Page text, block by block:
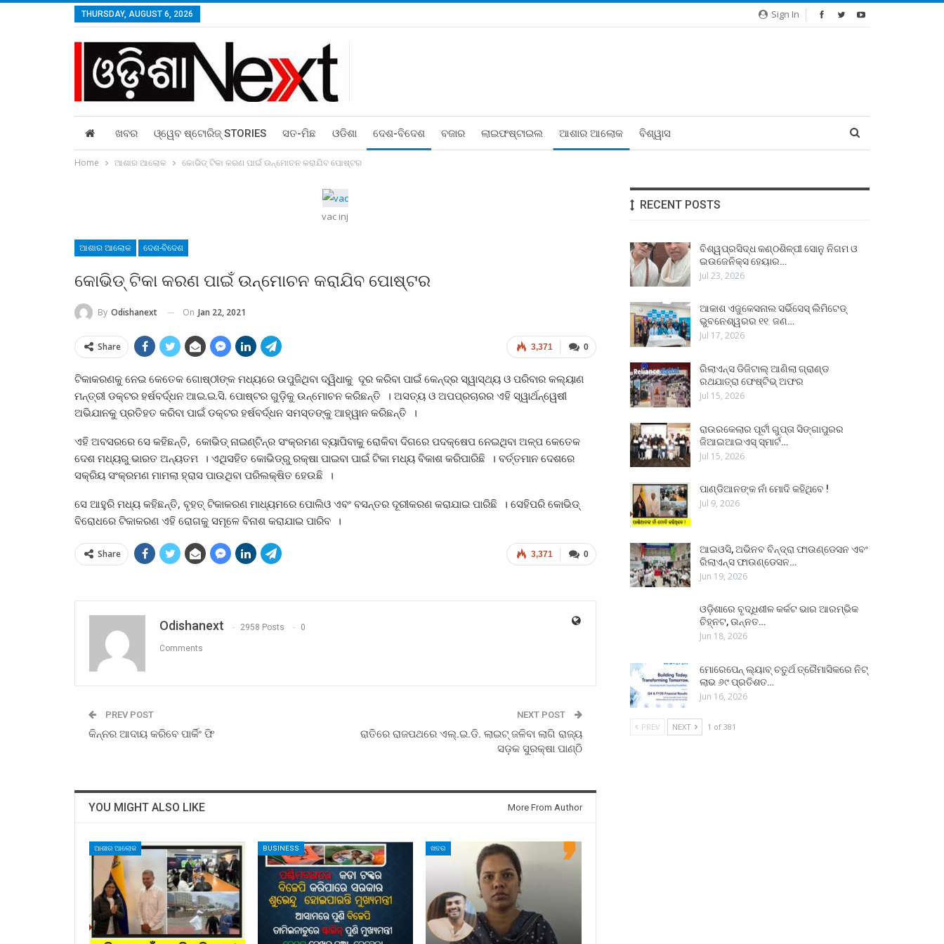
Sign In
THURSDAY, AUGUST 6, 2026
ଖବର ଓ୍ୱେବ ଷ୍ଟୋରିଜ୍‌ STORIES ସତ-ମିଛ ଓଡିଶା ଦେଶ-ବିଦେଶ ବଜାର ଲାଇଫଷ୍ଟାଇଲ ଆଶାର ଆଲୋକ ବିଶ୍ୱାସ
Home ଆଶାର ଆଲୋକ କୋଭିଡ୍‌ ଟିକା କରଣ ପାଇଁ ଉନ୍ମୋଚନ କରାଯିବ ପୋଷ୍ଟର
vac inj
ଆଶାର ଆଲୋକ ଦେଶ-ବିଦେଶ
କୋଭିଡ୍‌ ଟିକା କରଣ ପାଇଁ ଉନ୍ମୋଚନ କରାଯିବ ପୋଷ୍ଟର
By Odishanext On Jan 22, 2021
0
3,371
Share
ଟିକାକରଣକୁ ନେଇ କେତେକ ଗୋଷ୍ଠୀଙ୍କ ମଧ୍ୟରେ ଉପୁଜିଥିବା ଦ୍ୱିଧାକୁ ଦୂର କରିବା ପାଇଁ କେନ୍ଦ୍ର ସ୍ୱାସ୍ଥ୍ୟ ଓ ପରିବାର କଲ୍ୟାଣ
ମନ୍ତ୍ରୀ ଡକ୍ଟର ହର୍ଷବର୍ଦ୍ଧନ ଆଇ.ଇ.ସି. ପୋଷ୍ଟର ଗୁଡ଼ିକୁ ଉନ୍ମୋଚନ କରିଛନ୍ତି । ଅସତ୍ୟ ଓ ଅପପ୍ରଚାରର ଏହି ସ୍ୱାର୍ଥନ୍ୱେଷୀ
ଅଭିଯାନକୁ ପ୍ରତିହତ କରିବା ପାଇଁ ଡକ୍ଟର ହର୍ଷବର୍ଦ୍ଧନ ସମସ୍ତଙ୍କୁ ଆହ୍ୱାନ କରିଛନ୍ତି ।
ଏହି ଅବସରରେ ସେ କହିଛନ୍ତି, କୋଭିଡ୍‍ ନାଇଣ୍ଟିନ୍‍ର ସଂକ୍ରମଣ ବ୍ୟାପିବାକୁ ରୋକିବା ଦିଗରେ ପଦକ୍ଷେପ ନେଇଥିବା ଅଳ୍ପ କେତେକ
ଦେଶ ମଧ୍ୟରୁ ଭାରତ ଅନ୍ୟତମ । ଏଥିସହିତ କୋଭିଡ୍‍ରୁ ରକ୍ଷା ପାଇବା ପାଇଁ ଟିକା ମଧ୍ୟ ବିକାଶ କରିପାରିଛି । ବର୍ତ୍ତମାନ ଦେଶରେ
ସକ୍ରିୟ ସଂକ୍ରମଣ ମାମଲା ହ୍ରାସ ପାଉଥିବା ପରିଲକ୍ଷିତ ହେଉଛି ।
ସେ ଆହୁରି ମଧ୍ୟ କହିଛନ୍ତି, ବୃହତ୍‍ ଟିକାକରଣ ମାଧ୍ୟମରେ ପୋଲିଓ ଏବଂ ବସନ୍ତର ଦୂରୀକରଣ କରାଯାଇ ପାରିଛି । ସେହିପରି କୋଭିଡ୍‍
ବିରୋଧରେ ଟିକାକରଣ ଏହି ରୋଗକୁ ସମୂଳେ ବିନାଶ କରାଯାଇ ପାରିବ ।
0
3,371
Share
Odishanext 2958 Posts 0
Comments
PREV POST
କିନ୍ନର ଆଦାୟ କରିବେ ପାର୍କିଂ ଫି
NEXT POST
ରାତିରେ ରାଜପଥରେ ଏଲ୍‍.ଇ.ଡି. ଲାଇଟ୍‍ ଜଳିବା ଲାଗି ରାଜ୍ୟ
ସଡ଼କ ସୁରକ୍ଷା ପାଣ୍ଠି
YOU MIGHT ALSO LIKE More From Author
ଆଶାର ଆଲୋକ BUSINESS ଖବର
RECENT POSTS
ବିଶ୍ୱପ୍ରସିଦ୍ଧ କଣ୍ଠଶିଳ୍ପୀ ସୋନୁ ନିଗମ ଓ
ଇଉଜେନିକ୍ସ ହେୟାର…
Jul 23, 2026
ଆକାଶ ଏଜୁକେସନାଲ ସର୍ଭିସେସ୍ ଲିମିଟେଡ୍
ଭୁବନେଶ୍ୱରର ୧୧ ଜଣ…
Jul 17, 2026
ରିଲାଏନ୍ସ ଡିଜିଟାଲ୍ ଆଣିଲା ଗ୍ରାଣ୍ଡ
ରଥଯାତ୍ରା ଫେଷ୍ଟିଭ୍ ଅଫର
Jul 15, 2026
ରାଉରକେଲାର ପୂର୍ବୀ ଗୁପ୍ତା ସିଙ୍ଗାପୁରର
ଜିଆଇଆଇଏସ୍ ସ୍ମାର୍ଟ…
Jul 15, 2026
ପାଣ୍ଡିଆନଙ୍କ ନାଁ ମୋଦି କହିଥିବେ !
Jul 9, 2026
ଆଇଓସି, ଅଭିନବ ବିନ୍ଦ୍ରା ଫାଉଣ୍ଡେସନ ଏବଂ
ରିଲାଏନ୍ସ ଫାଉଣ୍ଡେସନ…
Jun 19, 2026
ଓଡ଼ିଶାରେ ବୃଦ୍ଧିଶୀଳ କର୍କଟ ଭାର ଆରମ୍ଭିକ
ଚିହ୍ନଟ, ଉନ୍ନତ…
Jun 18, 2026
ମୋରେପେନ୍ ଲ୍ୟାବ୍ ଚତୁର୍ଥ ତ୍ରୈମାସିକରେ ନିଟ୍
ଲାଭ ୬୯ ପ୍ରତିଶତ…
Jun 16, 2026
PREV NEXT 1 of 381